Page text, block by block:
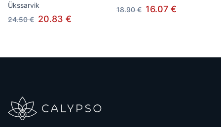
Ükssarvik
24.50 € 20.83 €
18.90 € 16.07 €